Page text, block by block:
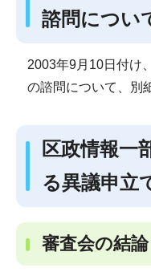
諮問につい
2003年9月10日付け
の諮問について、別
区政情報一
る異議申立
審査会の結論